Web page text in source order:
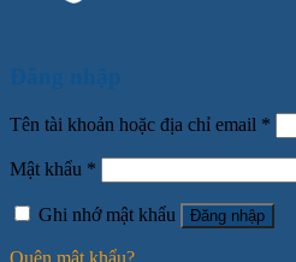
Tên tài khoản hoặc địa chỉ email *
Mật khẩu *
Ghi nhớ mật khẩu Đăng nhập
Quên mật khẩu?